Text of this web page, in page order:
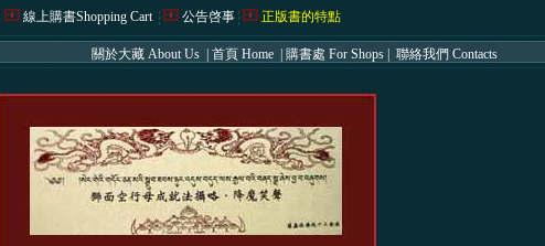
線上購書Shopping Cart 公告啓事 正版書的特點
關於大藏 About Us 首頁 Home 購書處 For Shops 聯絡我們 Contacts